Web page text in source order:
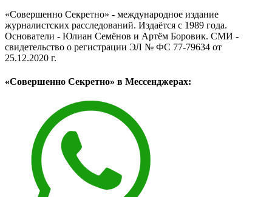
«Совершенно Секретно» - международное издание
журналистских расследований. Издаётся с 1989 года.
Основатели - Юлиан Семёнов и Артём Боровик. CМИ -
свидетельство о регистрации ЭЛ № ФС 77-79634 от
25.12.2020 г.
«Совершенно Секретно» в Мессенджерах: